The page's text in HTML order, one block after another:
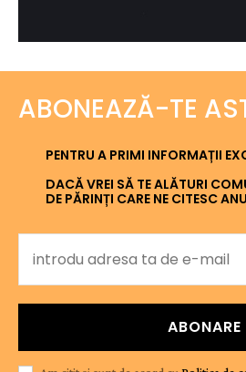
ABONEAZĂ-TE
PENTRU A PRIMI INFORMAȚII
DACĂ VREI SĂ TE ALĂTURI
DE PĂRINȚI CARE NE CITESC
ABONARE